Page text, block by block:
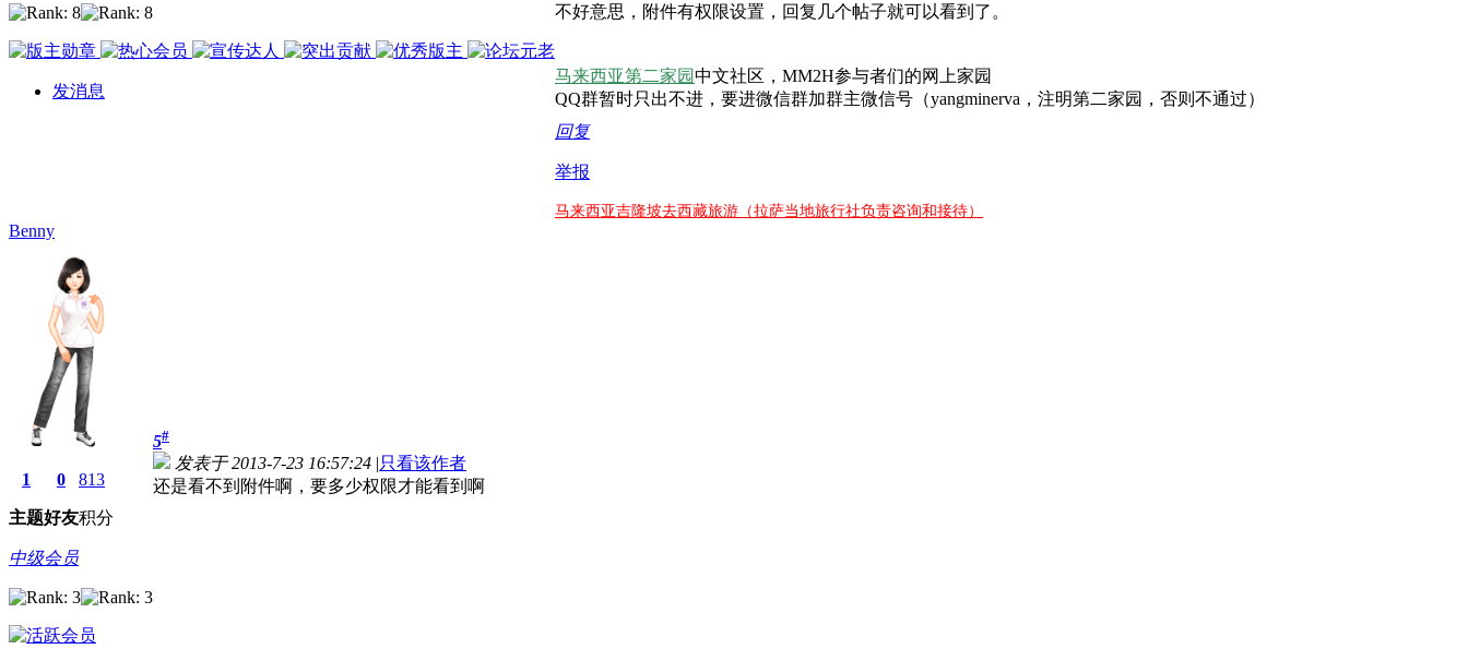
发消息
不好意思，附件有权限设置，回复几个帖子就可以看到了。
马来西亚第二家园中文社区，MM2H参与者们的网上家园
QQ群暂时只出不进，要进微信群加群主微信号（yangminerva，注明第二家园，否则不通过）
回复
举报
马来西亚吉隆坡去西藏旅游（拉萨当地旅行社负责咨询和接待）
Benny
1
主题
0
好友
813
积分
中级会员
5#
发表于 2013-7-23 16:57:24 |只看该作者
还是看不到附件啊，要多少权限才能看到啊